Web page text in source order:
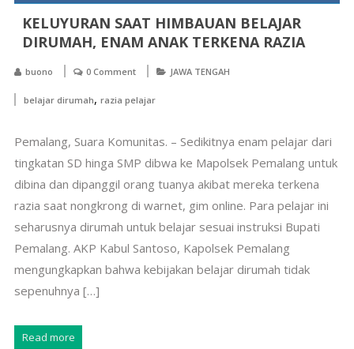
KELUYURAN SAAT HIMBAUAN BELAJAR
DIRUMAH, ENAM ANAK TERKENA RAZIA
buono 0 Comment JAWA TENGAH
belajar dirumah, razia pelajar
Pemalang, Suara Komunitas. – Sedikitnya enam pelajar dari
tingkatan SD hinga SMP dibwa ke Mapolsek Pemalang untuk
dibina dan dipanggil orang tuanya akibat mereka terkena
razia saat nongkrong di warnet, gim online. Para pelajar ini
seharusnya dirumah untuk belajar sesuai instruksi Bupati
Pemalang. AKP Kabul Santoso, Kapolsek Pemalang
mengungkapkan bahwa kebijakan belajar dirumah tidak
sepenuhnya […]
Read more